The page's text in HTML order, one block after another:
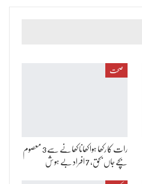
صحت
رات کا رکھا ہوا کھانا کھانے سے 3 معصوم
بچے جاں بحق، 7 افراد بے ہوش